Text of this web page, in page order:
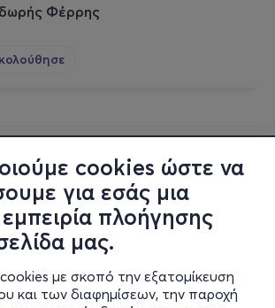
cookies ώστε να
για εσάς μια
πλοήγησης
μας.
με σκοπό την εξατομίκευση
και των διαφημίσεων, την παροχή
Φέρρης